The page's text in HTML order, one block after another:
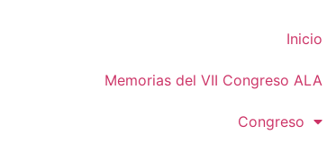
Inicio
Memorias del VII Congreso ALA
Congreso